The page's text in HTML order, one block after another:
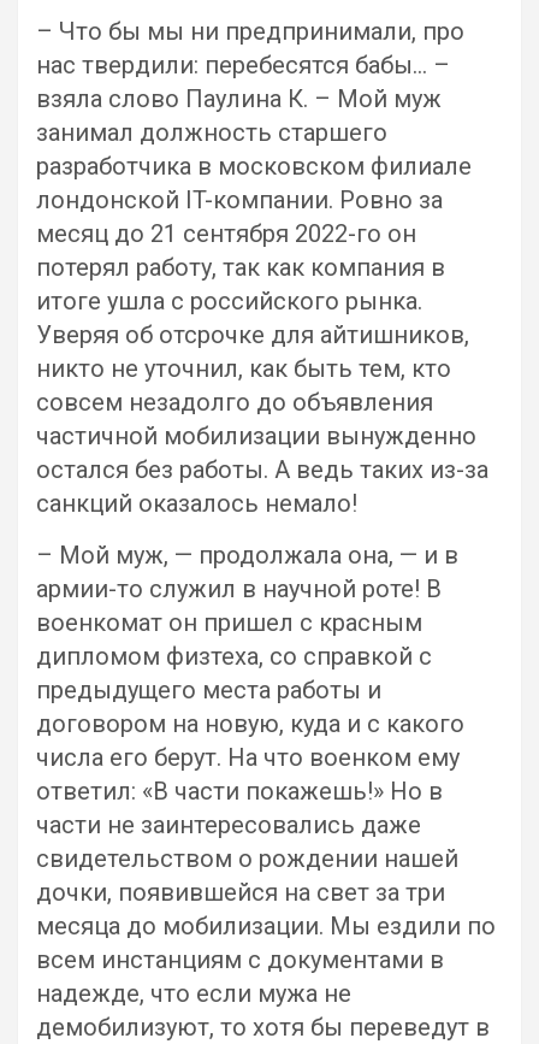
– Что бы мы ни предпринимали, про
нас твердили: перебесятся бабы… –
взяла слово Паулина К. – Мой муж
занимал должность старшего
разработчика в московском филиале
лондонской IT-компании. Ровно за
месяц до 21 сентября 2022-го он
потерял работу, так как компания в
итоге ушла с российского рынка.
Уверяя об отсрочке для айтишников,
никто не уточнил, как быть тем, кто
совсем незадолго до объявления
частичной мобилизации вынужденно
остался без работы. А ведь таких из-за
санкций оказалось немало!
– Мой муж, — продолжала она, — и в
армии-то служил в научной роте! В
военкомат он пришел с красным
дипломом физтеха, со справкой с
предыдущего места работы и
договором на новую, куда и с какого
числа его берут. На что военком ему
ответил: «В части покажешь!» Но в
части не заинтересовались даже
свидетельством о рождении нашей
дочки, появившейся на свет за три
месяца до мобилизации. Мы ездили по
всем инстанциям с документами в
надежде, что если мужа не
демобилизуют, то хотя бы переведут в